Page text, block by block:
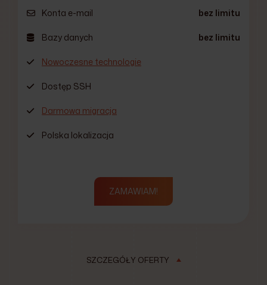
Konta e-mail bez limitu
Bazy danych bez limitu
Nowoczesne technologie
Dostęp SSH
Darmowa migracja
Polska lokalizacja
ZAMAWIAM!
SZCZEGÓŁY OFERTY